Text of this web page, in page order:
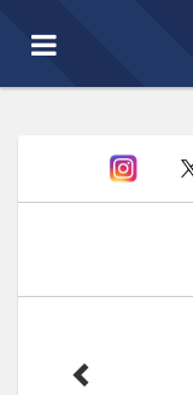
Toggle
navigation